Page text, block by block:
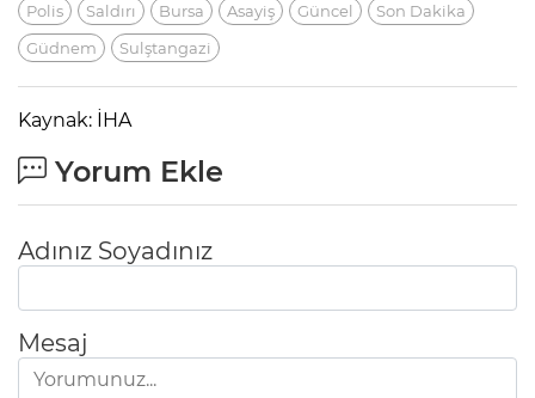
Polis Saldırı Bursa Asayiş Güncel
Son Dakika
Güdnem
Sulştangazi
Kaynak: İHA
Yorum Ekle
Adınız Soyadınız
Mesaj